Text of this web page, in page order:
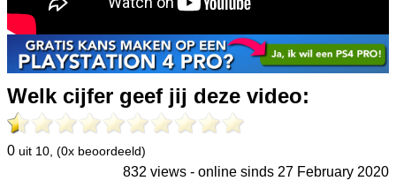
Welk cijfer geef jij deze video:
0 uit 10, (0x beoordeeld)
832 views - online sinds 27 February 2020